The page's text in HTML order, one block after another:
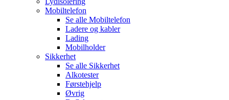
Mobiltelefon
Se alle Mobiltelefon
Ladere og kabler
Lading
Mobilholder
Sikkerhet
Se alle Sikkerhet
Alkotester
Førstehjelp
Øvrig